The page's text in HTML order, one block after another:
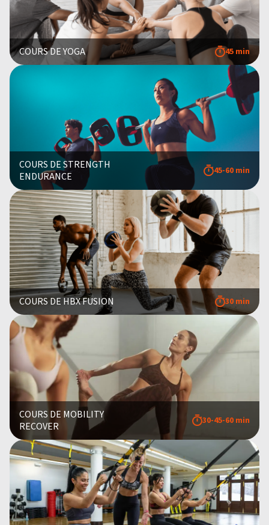
COURS DE YOGA 45 min
COURS DE STRENGTH
ENDURANCE
45-60 min
COURS DE HBX FUSION 30 min
COURS DE MOBILITY
RECOVER
30-45-60 min